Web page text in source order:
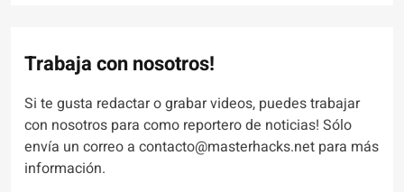
Trabaja con nosotros!
Si te gusta redactar o grabar videos, puedes trabajar
con nosotros para como reportero de noticias! Sólo
envía un correo a contacto@masterhacks.net para más
información.